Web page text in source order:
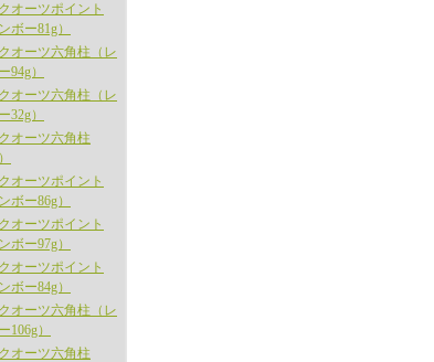
オーツポイント
ボー81g）
オーツ六角柱（レ
94g）
オーツ六角柱（レ
32g）
オーツ六角柱
オーツポイント
ボー86g）
オーツポイント
ボー97g）
オーツポイント
ボー84g）
オーツ六角柱（レ
106g）
オーツ六角柱